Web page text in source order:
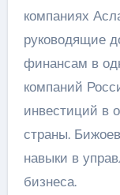
компаниях
руководящие
финансам в
компаний
инвестиций в
страны.
навыки в
бизнеса.